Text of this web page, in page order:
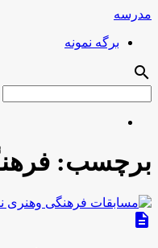
مدرسه
برگه نمونه
search
برچسب:
description